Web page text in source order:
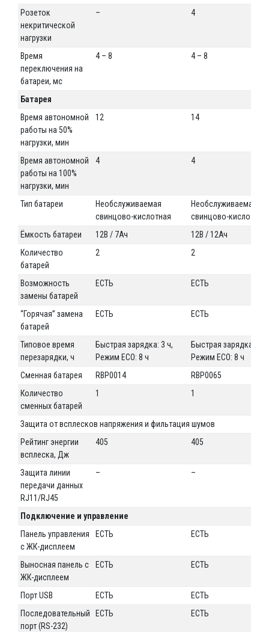
Розеток
некритической
нагрузки
– 4
Время
переключения на
батареи, мс
4 – 8 4 – 8
Батарея
Время автономной
работы на 50%
нагрузки, мин
12 14
Время автономной
работы на 100%
нагрузки, мин
4 4
Тип батареи
Необслуживаемая
свинцово-кислотная
Необслуживаемая
свинцово-кислотная
Ёмкость батареи
12В / 7Ач
12В / 12Ач
Количество
батарей
2 2
Возможность
замены батарей
ЕСТЬ ЕСТЬ
“Горячая” замена
батарей
ЕСТЬ ЕСТЬ
Типовое время
перезарядки, ч
Быстрая зарядка: 3 ч,
Режим ECO: 8 ч
Быстрая зарядка: 3 ч,
Режим ECO: 8 ч
Сменная батарея
RBP0014
RBP0065
Количество
сменных батарей
1 1
Защита от всплесков напряжения и фильтация шумов
Рейтинг энергии
всплеска, Дж
405 405
Защита линии
передачи данных
RJ11/RJ45
– –
Подключение и управление
Панель управления
с ЖК-дисплеем
ЕСТЬ ЕСТЬ
Выносная панель с
ЖК-дисплеем
ЕСТЬ ЕСТЬ
Порт USB ЕСТЬ
ЕСТЬ
Последовательный
порт (RS-232)
ЕСТЬ ЕСТЬ